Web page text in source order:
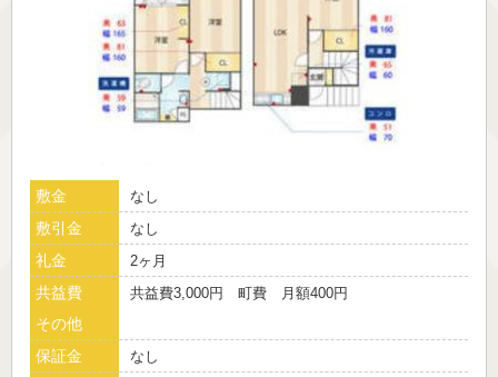
敷金 なし
敷引金 なし
礼金 2ヶ月
共益費
その他
共益費3,000円 町費 月額400円
保証金 なし